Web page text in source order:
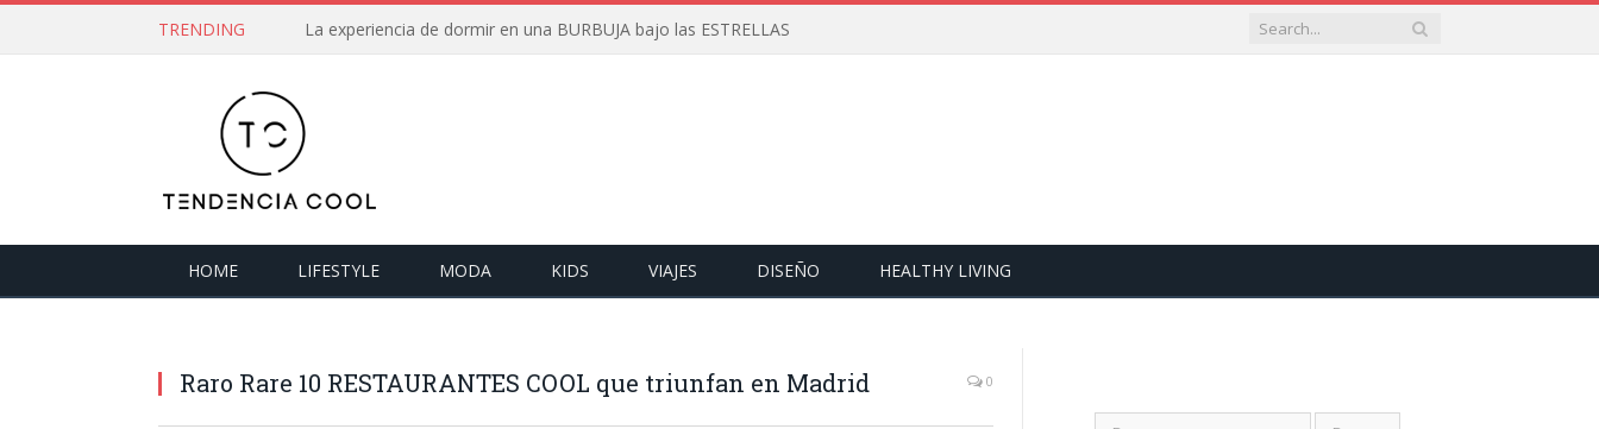
TRENDING La experiencia de dormir en una BURBUJA bajo las ESTRELLAS
HOME LIFESTYLE MODA KIDS VIAJES DISEÑO HEALTHY LIVING
Raro Rare 10 RESTAURANTES COOL que triunfan en Madrid 0